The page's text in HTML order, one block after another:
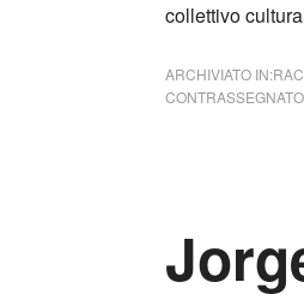
collettivo
ARCHIVIATO IN: